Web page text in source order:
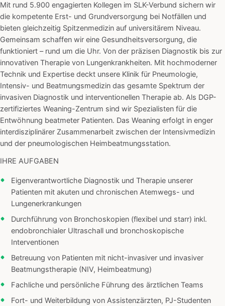
Mit rund 5.900 engagierten Kollegen im SLK-Verbund sichern wir
die kompetente Erst- und Grundversorgung bei Notfällen und
bieten gleichzeitig Spitzenmedizin auf universitärem Niveau.
Gemeinsam schaffen wir eine Gesundheitsversorgung, die
funktioniert – rund um die Uhr. Von der präzisen Diagnostik bis zur
innovativen Therapie von Lungenkrankheiten. Mit hochmoderner
Technik und Expertise deckt unsere Klinik für Pneumologie,
Intensiv- und Beatmungsmedizin das gesamte Spektrum der
invasiven Diagnostik und interventionellen Therapie ab. Als DGP-
zertifiziertes Weaning-Zentrum sind wir Spezialisten für die
Entwöhnung beatmeter Patienten. Das Weaning erfolgt in enger
interdisziplinärer Zusammenarbeit zwischen der Intensivmedizin
und der pneumologischen Heimbeatmungsstation.
IHRE AUFGABEN
Eigenverantwortliche Diagnostik und Therapie unserer
Patienten mit akuten und chronischen Atemwegs- und
Lungenerkrankungen
Durchführung von Bronchoskopien (flexibel und starr) inkl.
endobronchialer Ultraschall und bronchoskopische
Interventionen
Betreuung von Patienten mit nicht-invasiver und invasiver
Beatmungstherapie (NIV, Heimbeatmung)
Fachliche und persönliche Führung des ärztlichen Teams
Fort- und Weiterbildung von Assistenzärzten, PJ-Studenten